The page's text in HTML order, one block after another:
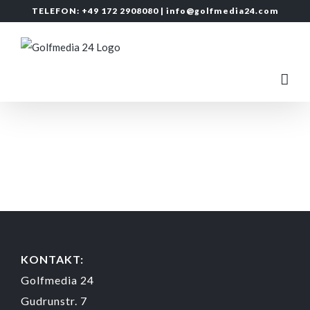
springen
TELEFON: +49 172 2908080 | info@golfmedia24.com
KONTAKT:
Golfmedia 24
Gudrunstr. 7